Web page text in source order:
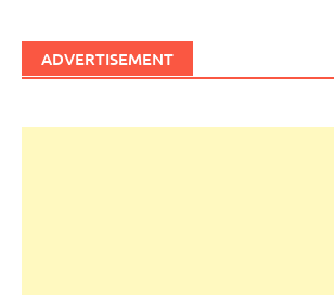
ADVERTISEMENT